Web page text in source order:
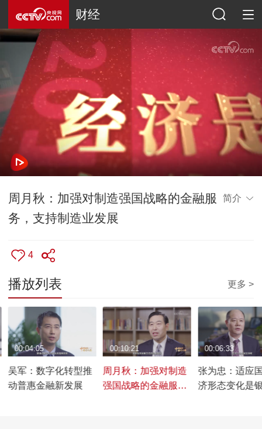
财经
周月秋：加强对制造强国战略的金融服
务，支持制造业发展
简介
4
播放列表 更多 >
吴军：数字化转型推
动普惠金融新发展
00:04:05
周月秋：加强对制造
强国战略的金融服
00:10:21
张为忠：适应
济形态变化是
00:06:33